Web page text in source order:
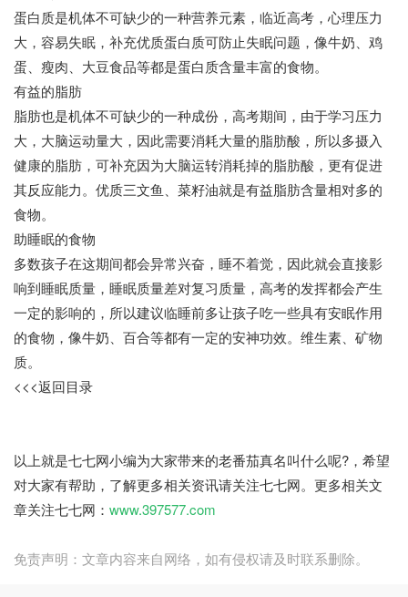
蛋白质是机体不可缺少的一种营养元素，临近高考，心理压力
大，容易失眠，补充优质蛋白质可防止失眠问题，像牛奶、鸡
蛋、瘦肉、大豆食品等都是蛋白质含量丰富的食物。
有益的脂肪
脂肪也是机体不可缺少的一种成份，高考期间，由于学习压力
大，大脑运动量大，因此需要消耗大量的脂肪酸，所以多摄入
健康的脂肪，可补充因为大脑运转消耗掉的脂肪酸，更有促进
其反应能力。优质三文鱼、菜籽油就是有益脂肪含量相对多的
食物。
助睡眠的食物
多数孩子在这期间都会异常兴奋，睡不着觉，因此就会直接影
响到睡眠质量，睡眠质量差对复习质量，高考的发挥都会产生
一定的影响的，所以建议临睡前多让孩子吃一些具有安眠作用
的食物，像牛奶、百合等都有一定的安神功效。维生素、矿物
质。
<<<返回目录
以上就是七七网小编为大家带来的老番茄真名叫什么呢?，希望
对大家有帮助，了解更多相关资讯请关注七七网。更多相关文
章关注七七网： www.397577.com
免责声明：文章内容来自网络，如有侵权请及时联系删除。